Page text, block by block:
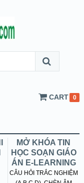
CART 0
MỞ KHÓA TIN
HỌC SOẠN GIÁO
ÁN E-LEARNING
CÂU HỎI TRẮC NGHIỆM